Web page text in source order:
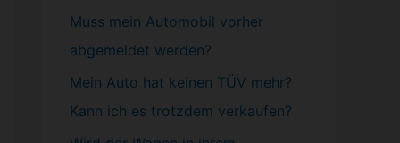
Muss mein Automobil vorher
abgemeldet werden?
Mein Auto hat keinen TÜV mehr?
Kann ich es trotzdem verkaufen?